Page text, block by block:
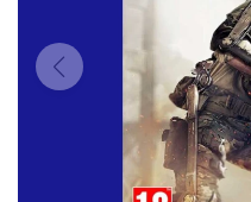
Juegos
Accesorios